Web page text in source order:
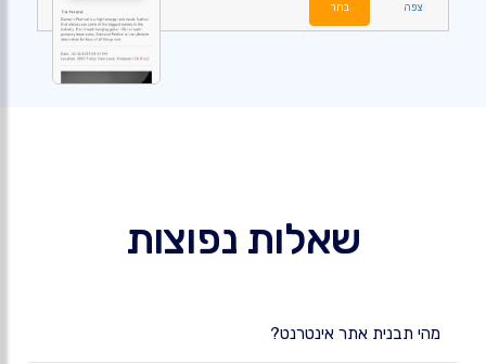
צפה בחר
שאלות נפוצות
מהי תבנית אתר אינטרנט?